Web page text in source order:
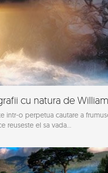
cu natura de
intr-o perpetua cautare a
reuseste el sa vada...